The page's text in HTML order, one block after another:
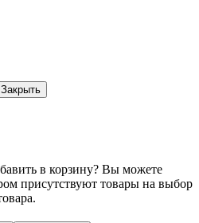
Закрыть
в корзину? Вы можете
присутствуют товары на выбор